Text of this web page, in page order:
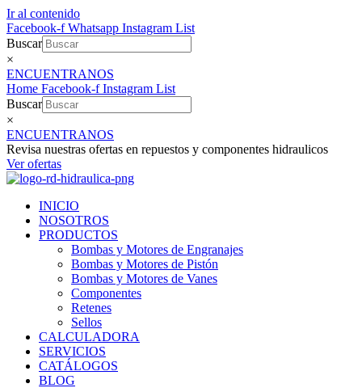
Ir al contenido
Facebook-f Whatsapp Instagram List
Buscar
×
ENCUENTRANOS
Home Facebook-f Instagram List
Buscar
×
ENCUENTRANOS
Revisa nuestras ofertas en repuestos y componentes hidraulicos
Ver ofertas
INICIO
NOSOTROS
PRODUCTOS
Bombas y Motores de Engranajes
Bombas y Motores de Pistón
Bombas y Motores de Vanes
Componentes
Retenes
Sellos
CALCULADORA
SERVICIOS
CATÁLOGOS
BLOG